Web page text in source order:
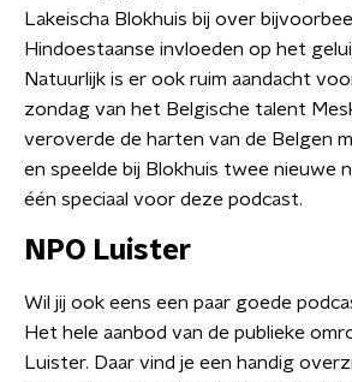
Lakeischa Blokhuis bij over
Hindoestaanse invloeden op het
Natuurlijk is er ook ruim aandacht
zondag van het Belgische talent
veroverde de harten van de Belgen
en speelde bij Blokhuis twee nieuwe
één speciaal voor deze podcast.
NPO Luister
Wil jij ook eens een paar goede
Het hele aanbod van de publieke
Luister. Daar vind je een handig